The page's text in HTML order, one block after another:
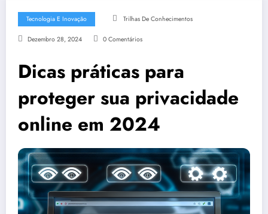
Tecnologia E Inovação Trilhas De Conhecimentos
Dezembro 28, 2024 0 Comentários
Dicas práticas para
proteger sua privacidade
online em 2024